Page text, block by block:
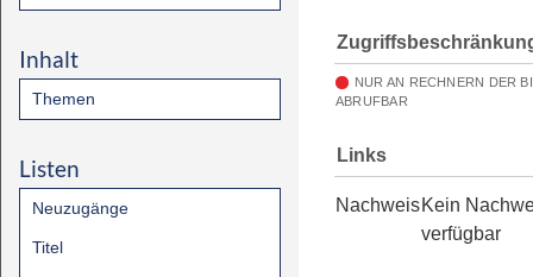
Inhalt
Themen
Listen
Neuzugänge
Titel
NUR AN RECHNERN DER
ABRUFBAR
Links
NachweisKein
verfügbar